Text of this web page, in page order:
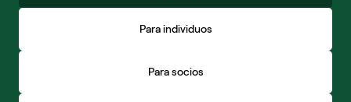
Para individuos
Para socios